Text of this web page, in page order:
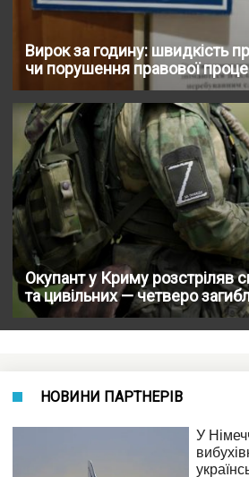
Вирок за годину: швидкість
чи порушення правової
Окупант у Криму розстріляв
та цивільних — четверо
НОВИНИ ПАРТНЕРІВ